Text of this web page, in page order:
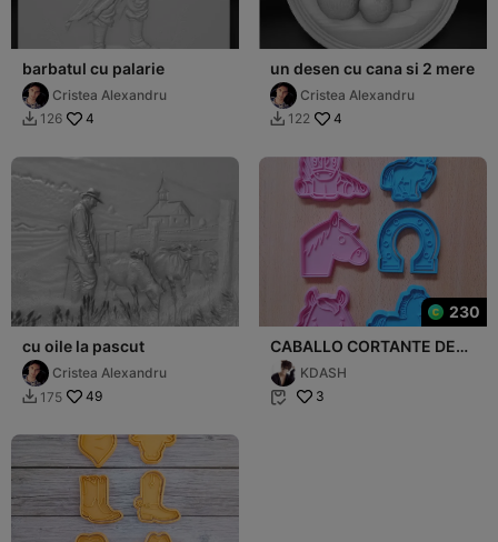
barbatul cu palarie
Cristea Alexandru
 126 4
un desen cu cana si 2 mere
Cristea Alexandru
 122 4
cu oile la pascut
Cristea Alexandru
 175 49
230
CABALLO CORTANTE DE
GALLETAS
KDASH
 3